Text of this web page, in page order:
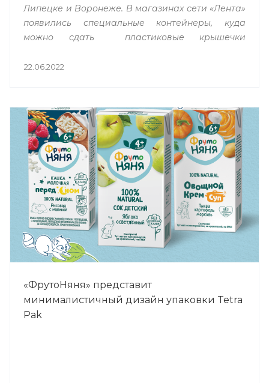
Липецке и Воронеже. В магазинах сети «Лента»
появились специальные контейнеры, куда
можно сдать пластиковые крышечки
переработки является компания
22.06.2022
«ФрутоНяня» представит
минималистичный дизайн упаковки Tetra
Pak